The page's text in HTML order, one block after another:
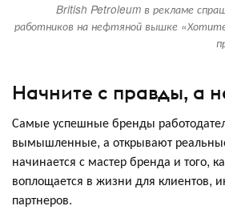
British Petroleum в рекламе
работников на нефтяной вышке
Начните с правды, а
Самые успешные бренды
вымышленные, а открывают
начинается с мастер бренда и того,
воплощается в жизни для клиентов,
партнеров.